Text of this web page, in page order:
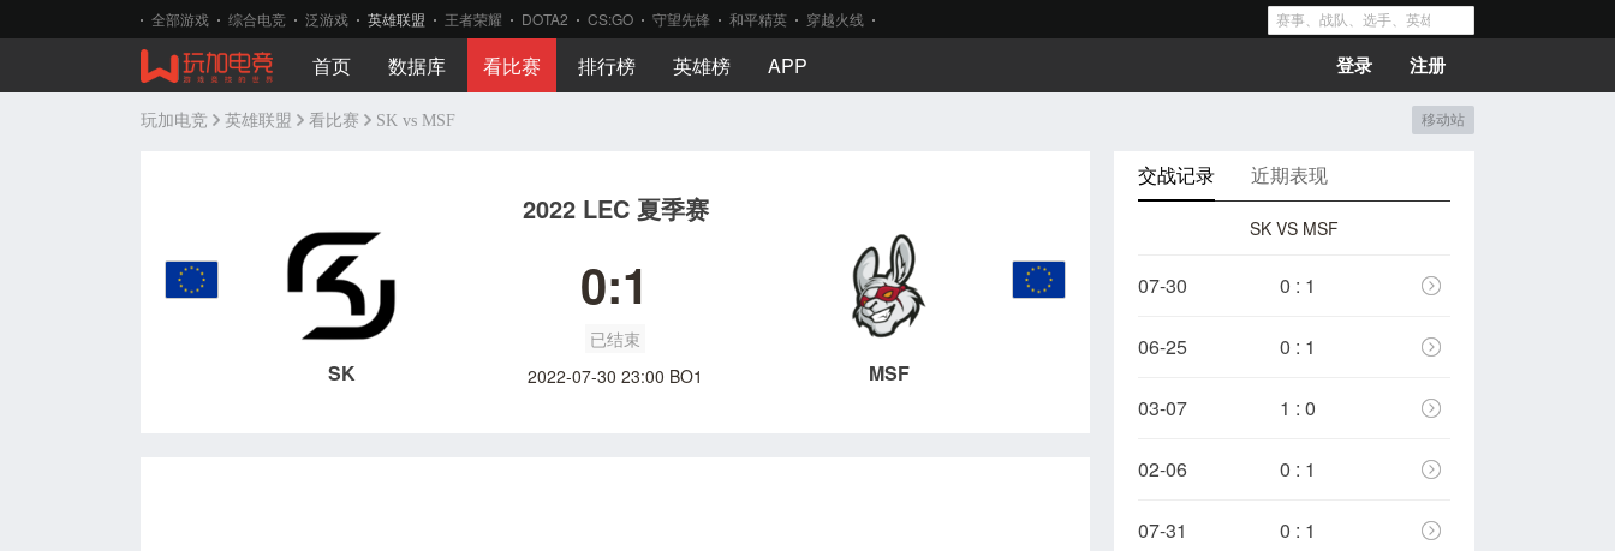
全部游戏 综合电竞 泛游戏 英雄联盟 王者荣耀 DOTA2 CS:GO 守望先锋 和平精英 穿越火线
首页 数据库 看比赛 排行榜 英雄榜 APP 登录 注册
玩加电竞 英雄联盟 看比赛 SK vs MSF 移动站
2022 LEC 夏季赛
SK
0:1
已结束
2022-07-30 23:00 BO1
MSF
交战记录 近期表现
SK VS MSF
07-30 0 : 1
06-25 0 : 1
03-07 1 : 0
02-06 0 : 1
07-31 0 : 1